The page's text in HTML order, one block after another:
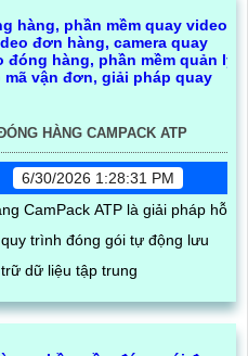
HÀNG CAMPACK ATP
6/30/2026 1:28:31 PM
CamPack ATP là giải pháp hỗ
trình đóng gói tự động lưu
dữ liệu tập trung